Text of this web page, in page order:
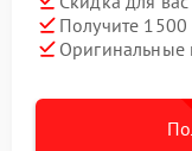
Получите
Оригинальные